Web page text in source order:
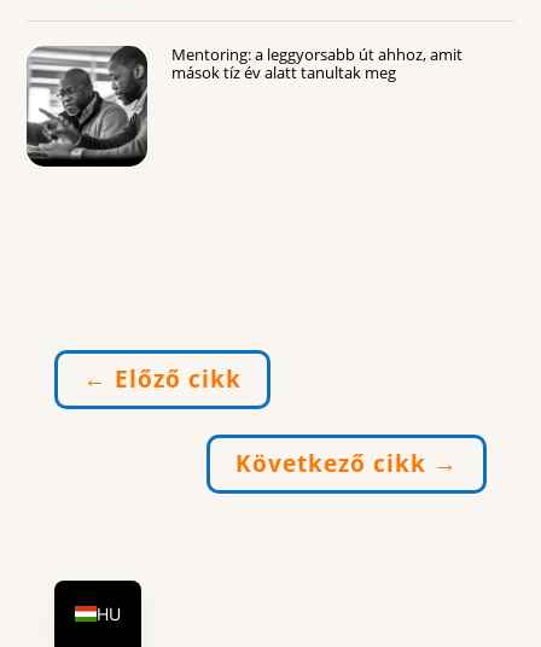
Mentoring: a leggyorsabb út ahhoz, amit
mások tíz év alatt tanultak meg
← Előző cikk
Következő cikk →
HU